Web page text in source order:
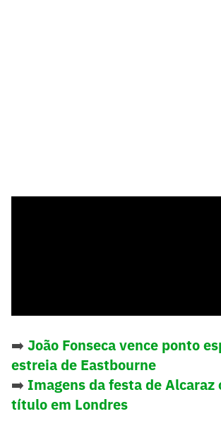
➡️ João Fonseca vence ponto
estreia de Eastbourne
➡️ Imagens da festa de Alcaraz
título em Londres